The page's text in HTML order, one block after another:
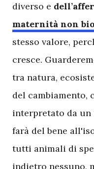
diverso e
maternità non
stesso valore,
cresce.
tra natura,
del cambiamento,
interpretato da un
farà del bene
tutti animali di
indietro nessuno,